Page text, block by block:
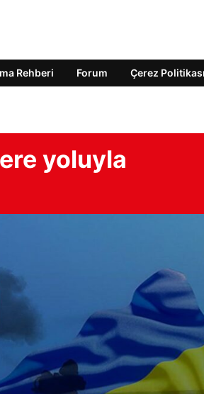
Rehberi Forum Çerez Politikası
yoluyla